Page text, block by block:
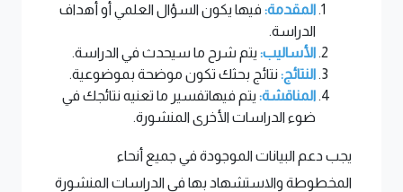
المقدمة: فيها يكون السؤال العلمي أو أهداف
الدراسة.
الأساليب: يتم شرح ما سيحدث في الدراسة.
النتائج: نتائج بحثك تكون موضحة بموضوعية.
المناقشة: يتم فيهاتفسير ما تعنيه نتائجك في
ضوء الدراسات الأخرى المنشورة.
يجب دعم البيانات الموجودة في جميع أنحاء
المخطوطة والاستشهاد بها في الدراسات المنشورة